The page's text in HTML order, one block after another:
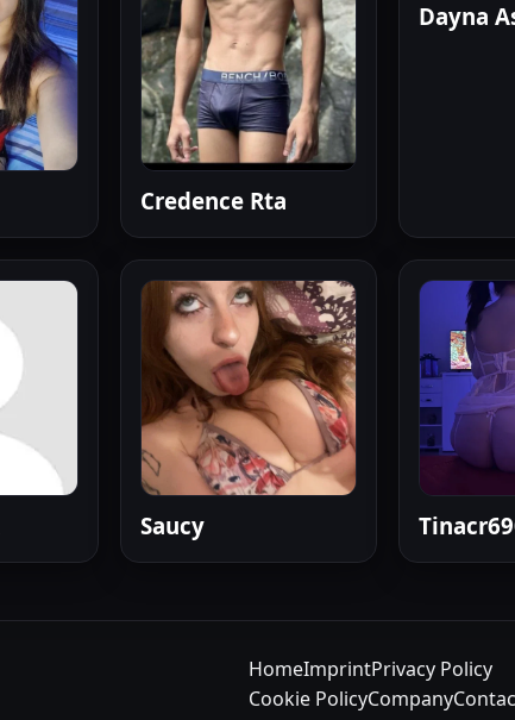
Credence Rta
Dayna
Saucy
HomeImprintPrivacy Policy
Cookie PolicyCompany